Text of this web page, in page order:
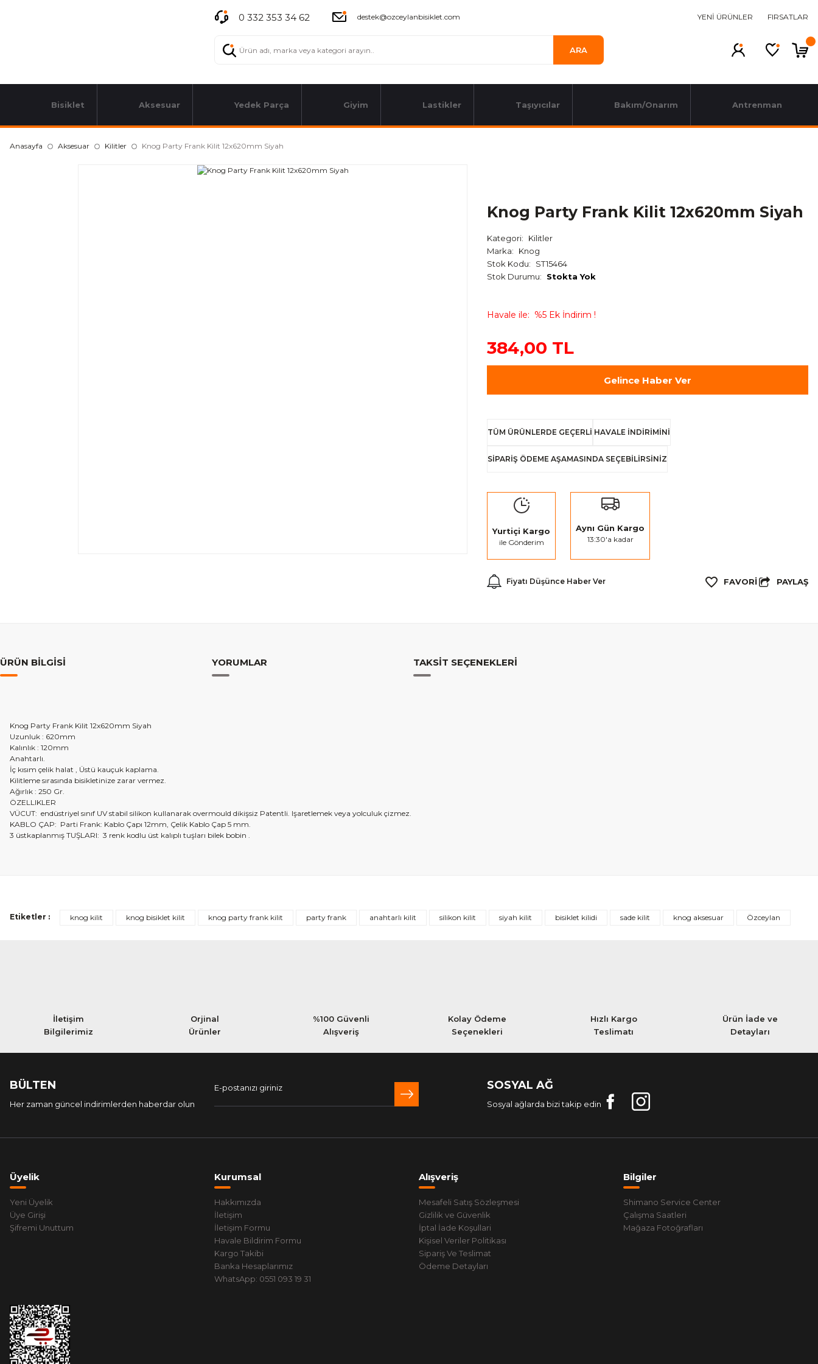
0 332 353 34 62 destek@ozceylanbisiklet.com YENİ ÜRÜNLER FIRSATLAR
ARA
Bisiklet Aksesuar Yedek Parça Giyim Lastikler Taşıyıcılar Bakım/Onarım Antrenman
Anasayfa Aksesuar Kilitler Knog Party Frank Kilit 12x620mm Siyah
Knog Party Frank Kilit 12x620mm Siyah
Kategori
Kilitler
Marka
Knog
Stok Kodu
ST15464
Stok Durumu
Stokta Yok
Havale ile %5 Ek İndirim !
384,00 TL
Gelince Haber Ver
TÜM ÜRÜNLERDE GEÇERLİ HAVALE İNDİRİMİNİ
SİPARİŞ ÖDEME AŞAMASINDA SEÇEBİLİRSİNİZ
Yurtiçi Kargo
ile Gönderim
Aynı Gün Kargo
13:30'a kadar
Fiyatı Düşünce Haber Ver PAYLAŞ
ÜRÜN BILGISI YORUMLAR TAKSIT SEÇENEKLERI
Knog Party Frank Kilit 12x620mm Siyah
Uzunluk : 620mm
Kalınlık : 120mm
Anahtarlı.
İç kısım çelik halat , Üstü kauçuk kaplama.
Kilitleme sırasında bisikletinize zarar vermez.
Ağırlık : 250 Gr.
ÖZELLIKLER
VÜCUT: endüstriyel sınıf UV ​​stabil silikon kullanarak overmould dikişsiz Patentli. Işaretlemek veya yolculuk çizmez.
KABLO ÇAP: Parti Frank: Kablo Çapı 12mm, Çelik Kablo Çap 5 mm.
3 üstkaplanmış TUŞLARI: 3 renk kodlu üst kalıplı tuşları bilek bobin .
Etiketler : knog kilit knog bisiklet kilit knog party frank kilit party frank anahtarlı kilit silikon kilit siyah kilit bisiklet kilidi sade kilit knog aksesuar Özceylan
İletişim
Bilgilerimiz
Orjinal
Ürünler
%100 Güvenli
Alışveriş
Kolay Ödeme
Seçenekleri
Hızlı Kargo
Teslimatı
Ürün İade ve
Detayları
BÜLTEN
Her zaman güncel indirimlerden haberdar olun
SOSYAL AĞ
Sosyal ağlarda bizi takip edin
Üyelik
Yeni Üyelik
Üye Girişi
Şifremi Unuttum
Kurumsal
Hakkımızda
İletişim
İletişim Formu
Havale Bildirim Formu
Kargo Takibi
Banka Hesaplarımız
WhatsApp: 0551 093 19 31
Alışveriş
Mesafeli Satış Sözleşmesi
Gizlilik ve Güvenlik
İptal İade Koşullari
Kişisel Veriler Politikası
Sipariş Ve Teslimat
Ödeme Detayları
Bilgiler
Shimano Service Center
Çalışma Saatleri
Mağaza Fotoğrafları